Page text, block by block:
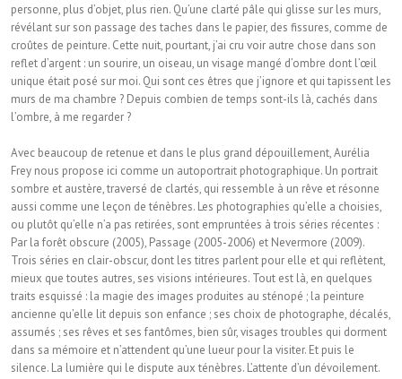
personne, plus d’objet, plus rien. Qu’une clarté pâle qui glisse sur les murs,
révélant sur son passage des taches dans le papier, des fissures, comme de
croûtes de peinture. Cette nuit, pourtant, j’ai cru voir autre chose dans son
reflet d’argent : un sourire, un oiseau, un visage mangé d’ombre dont l’œil
unique était posé sur moi. Qui sont ces êtres que j’ignore et qui tapissent les
murs de ma chambre ? Depuis combien de temps sont-ils là, cachés dans
l’ombre, à me regarder ?
Avec beaucoup de retenue et dans le plus grand dépouillement, Aurélia
Frey nous propose ici comme un autoportrait photographique. Un portrait
sombre et austère, traversé de clartés, qui ressemble à un rêve et résonne
aussi comme une leçon de ténèbres. Les photographies qu’elle a choisies,
ou plutôt qu’elle n’a pas retirées, sont empruntées à trois séries récentes :
Par la forêt obscure (2005), Passage (2005-2006) et Nevermore (2009).
Trois séries en clair-obscur, dont les titres parlent pour elle et qui reflètent,
mieux que toutes autres, ses visions intérieures. Tout est là, en quelques
traits esquissé : la magie des images produites au sténopé ; la peinture
ancienne qu’elle lit depuis son enfance ; ses choix de photographe, décalés,
assumés ; ses rêves et ses fantômes, bien sûr, visages troubles qui dorment
dans sa mémoire et n’attendent qu’une lueur pour la visiter. Et puis le
silence. La lumière qui le dispute aux ténèbres. L’attente d’un dévoilement.